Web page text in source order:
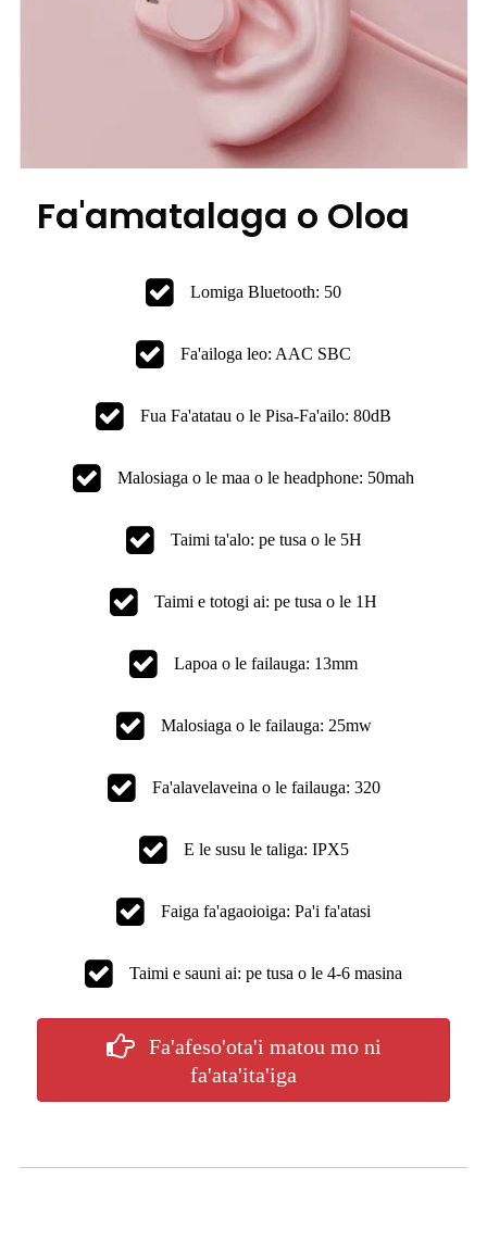
Fa'amatalaga o Oloa
Lomiga Bluetooth: 50
Fa'ailoga leo: AAC SBC
Fua Fa'atatau o le Pisa-Fa'ailo: 80dB
Malosiaga o le maa o le headphone: 50mah
Taimi ta'alo: pe tusa o le 5H
Taimi e totogi ai: pe tusa o le 1H
Lapoa o le failauga: 13mm
Malosiaga o le failauga: 25mw
Fa'alavelaveina o le failauga: 320
E le susu le taliga: IPX5
Faiga fa'agaoioiga: Pa'i fa'atasi
Taimi e sauni ai: pe tusa o le 4-6 masina
Fa'afeso'ota'i matou mo ni
fa'ata'ita'iga